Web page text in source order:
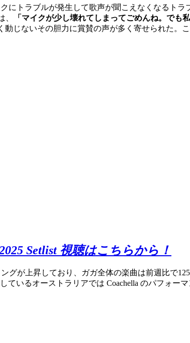
にトラブルが発生して歌声が聞こえなくなるト
、
「マイクが少し壊れてしまってごめんね。でも
じないその胆力に賞賛の声が多く寄せられた。
Setlist 視聴はこちらから！
グが上昇しており、ガガ全体の楽曲は前週比で
ているオーストラリアでは Coachella のパフォー